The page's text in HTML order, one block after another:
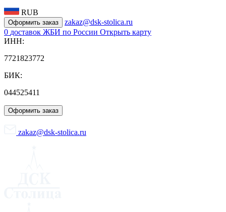
RUB
Оформить заказ
zakaz@dsk-stolica.ru
0 доставок ЖБИ по России Открыть карту
ИНН:
7721823772
БИК:
044525411
Оформить заказ
zakaz@dsk-stolica.ru